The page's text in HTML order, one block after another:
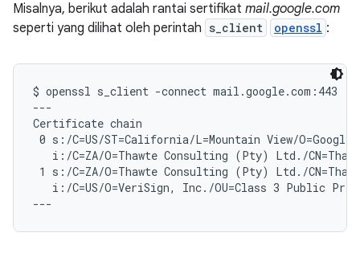
Misalnya, berikut adalah rantai sertifikat mail.google.com
seperti yang dilihat oleh perintah s_client openssl :
$ openssl s_client -connect mail.google.com:443
---
Certificate chain
0 s:/C=US/ST=California/L=Mountain View/O=Google
i:/C=ZA/O=Thawte Consulting (Pty) Ltd./
1 s:/C=ZA/O=Thawte Consulting (Pty) Ltd./
i:/C=US/O=VeriSign, Inc./OU=Class 3 Public